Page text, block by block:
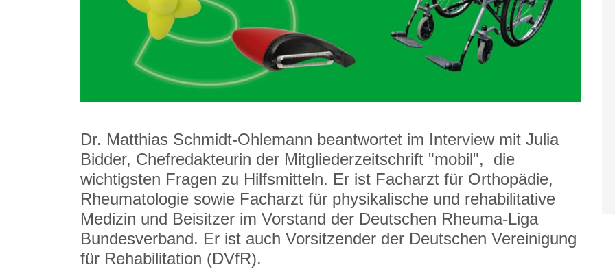
Dr. Matthias Schmidt-Ohlemann beantwortet im Interview mit Julia
Bidder, Chefredakteurin der Mitgliederzeitschrift "mobil", die
wichtigsten Fragen zu Hilfsmitteln. Er ist Facharzt für Orthopädie,
Rheumatologie sowie Facharzt für physikalische und rehabilitative
Medizin und Beisitzer im Vorstand der Deutschen Rheuma-Liga
Bundesverband. Er ist auch Vorsitzender der Deutschen Vereinigung
für Rehabilitation (DVfR).